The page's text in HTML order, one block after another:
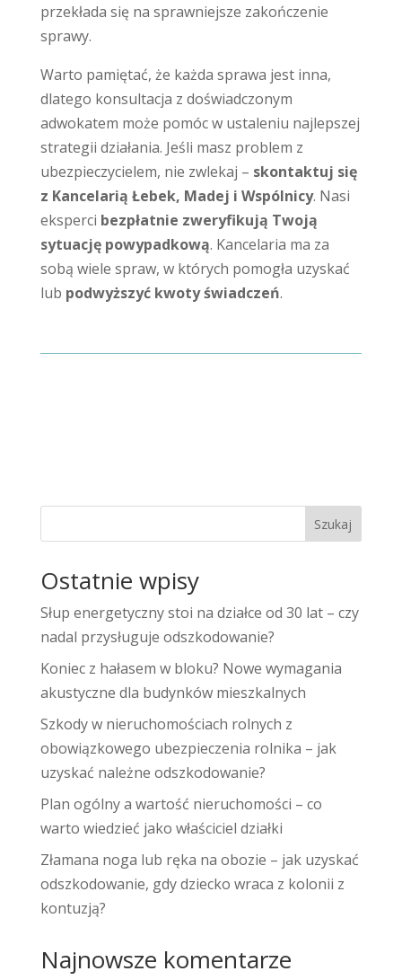
przekłada się na sprawniejsze zakończenie
sprawy.
Warto pamiętać, że każda sprawa jest inna,
dlatego konsultacja z doświadczonym
adwokatem może pomóc w ustaleniu najlepszej
strategii działania. Jeśli masz problem z
ubezpieczycielem, nie zwlekaj – skontaktuj się
z Kancelarią Łebek, Madej i Wspólnicy. Nasi
eksperci bezpłatnie zweryfikują Twoją
sytuację powypadkową. Kancelaria ma za
sobą wiele spraw, w których pomogła uzyskać
lub podwyższyć kwoty świadczeń.
Szukaj
Ostatnie wpisy
Słup energetyczny stoi na działce od 30 lat – czy
nadal przysługuje odszkodowanie?
Koniec z hałasem w bloku? Nowe wymagania
akustyczne dla budynków mieszkalnych
Szkody w nieruchomościach rolnych z
obowiązkowego ubezpieczenia rolnika – jak
uzyskać należne odszkodowanie?
Plan ogólny a wartość nieruchomości – co
warto wiedzieć jako właściciel działki
Złamana noga lub ręka na obozie – jak uzyskać
odszkodowanie, gdy dziecko wraca z kolonii z
kontuzją?
Najnowsze komentarze